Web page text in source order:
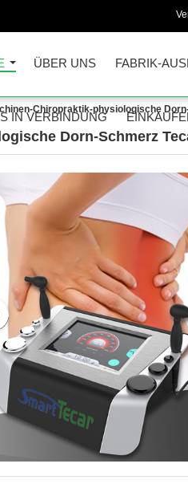
ÜBER UNS FABRIK-
IN VERBINDUNG
Chiropraktik-physiologische
Dorn-Schmerz